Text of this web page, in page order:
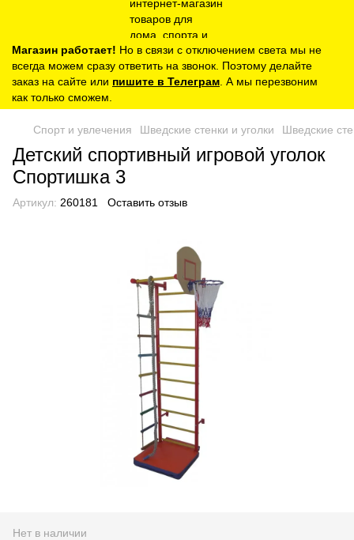
Магазин работает! Но в связи с отключением света мы не
всегда можем сразу ответить на звонок. Поэтому делайте
заказ на сайте или пишите в Телеграм . А мы перезвоним
как только сможем.
Спорт и увлечения Шведские стенки и уголки Шведские
Детский спортивный игровой уголок
Спортишка 3
Артикул: 260181 Оставить отзыв
Нет в наличии